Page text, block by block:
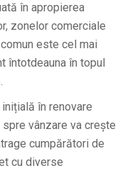
în apropierea
zonelor comerciale
este cel mai
întotdeauna în topul
în renovare
vânzare va crește
cumpărători de
cu diverse